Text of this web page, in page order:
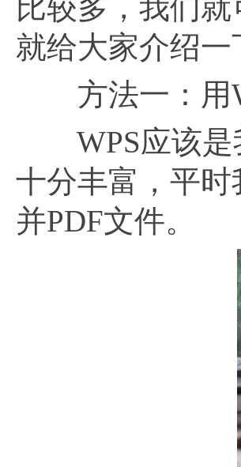
比较多，我们
就给大家介绍一
方法一：用
WPS应该是
十分丰富，平
并PDF文件。